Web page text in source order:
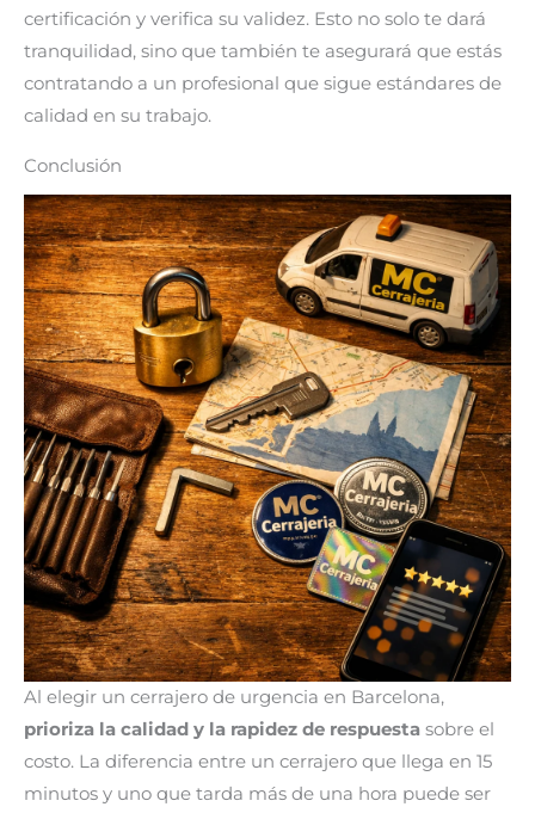
certificación y verifica su validez. Esto no solo te dará
tranquilidad, sino que también te asegurará que estás
contratando a un profesional que sigue estándares de
calidad en su trabajo.
Conclusión
Al elegir un cerrajero de urgencia en Barcelona,
prioriza la calidad y la rapidez de respuesta sobre el
costo. La diferencia entre un cerrajero que llega en 15
minutos y uno que tarda más de una hora puede ser